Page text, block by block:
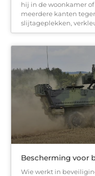
hij in de woonkamer
meerdere kanten
slijtageplekken,
Bescherming voor
Wie werkt in